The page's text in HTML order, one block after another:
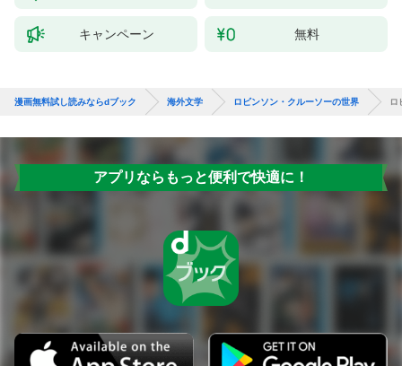
キャンペーン 無料
漫画無料試し読みならdブック 海外文学 ロビンソン・クルーソーの世界 ロ
アプリならもっと便利で快適に！